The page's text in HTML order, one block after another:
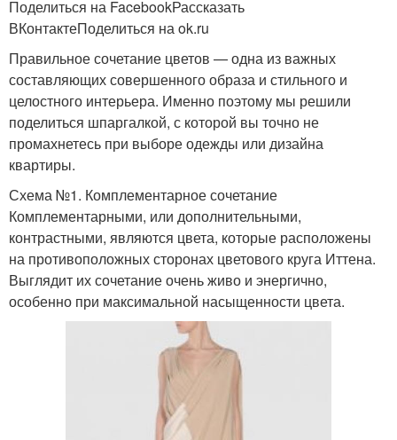
Поделиться на FacebookРассказать
ВКонтактеПоделиться на ok.ru
Правильное сочетание цветов — одна из важных
составляющих совершенного образа и стильного и
целостного интерьера. Именно поэтому мы решили
поделиться шпаргалкой, с которой вы точно не
промахнетесь при выборе одежды или дизайна
квартиры.
Схема №1. Комплементарное сочетание
Комплементарными, или дополнительными,
контрастными, являются цвета, которые расположены
на противоположных сторонах цветового круга Иттена.
Выглядит их сочетание очень живо и энергично,
особенно при максимальной насыщенности цвета.